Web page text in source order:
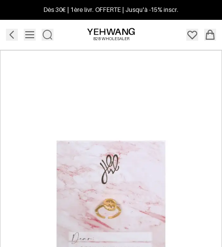
Dès 30€ | 1ère livr. OFFERTE | Jusqu'à -15% inscr.
B2B WHOLESALER